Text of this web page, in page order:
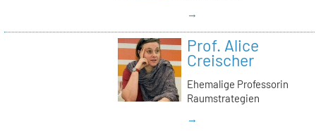
→
Prof. Alice
Creischer
Ehemalige Professorin
Raumstrategien
→